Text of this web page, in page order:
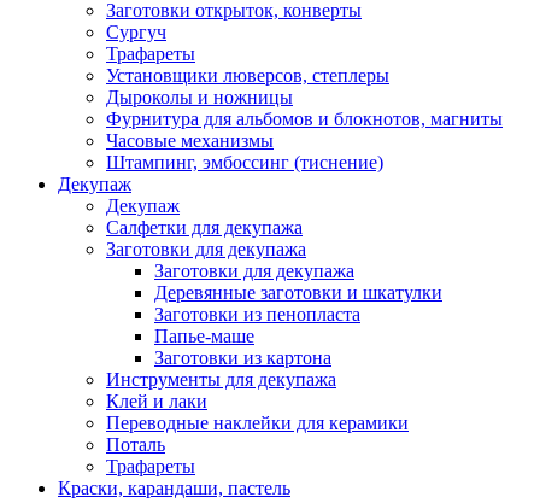
Заготовки открыток, конверты
Сургуч
Трафареты
Установщики люверсов, степлеры
Дыроколы и ножницы
Фурнитура для альбомов и блокнотов, магниты
Часовые механизмы
Штампинг, эмбоссинг (тиснение)
Декупаж
Декупаж
Салфетки для декупажа
Заготовки для декупажа
Заготовки для декупажа
Деревянные заготовки и шкатулки
Заготовки из пенопласта
Папье-маше
Заготовки из картона
Инструменты для декупажа
Клей и лаки
Переводные наклейки для керамики
Поталь
Трафареты
Краски, карандаши, пастель